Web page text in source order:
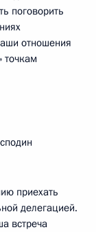
поговорить
отношения
точкам
приехать
делегацией.
встреча